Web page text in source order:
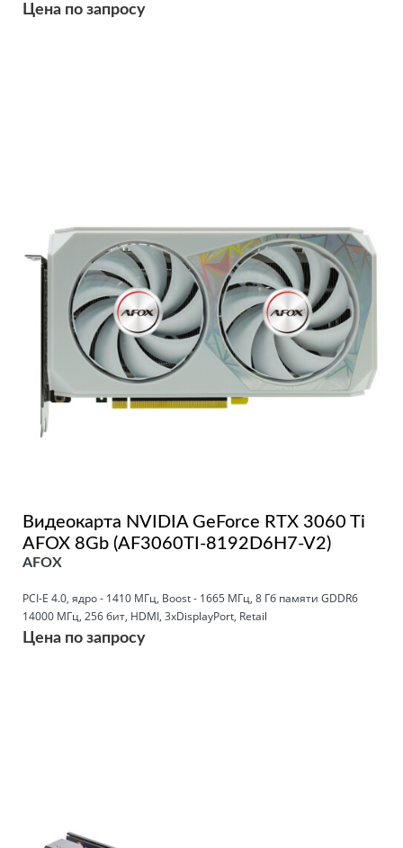
Цена по запросу
Видеокарта NVIDIA GeForce RTX 3060 Ti
AFOX 8Gb (AF3060TI-8192D6H7-V2)
AFOX
PCI-E 4.0, ядро - 1410 МГц, Boost - 1665 МГц, 8 Гб памяти GDDR6
14000 МГц, 256 бит, HDMI, 3xDisplayPort, Retail
Цена по запросу